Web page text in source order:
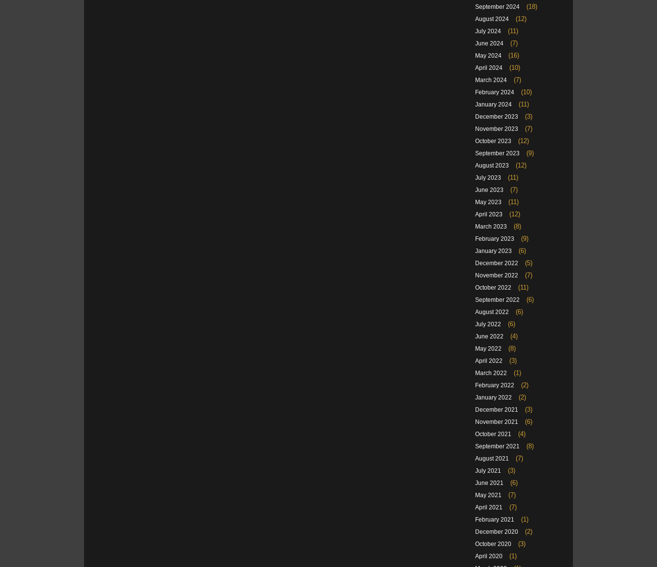
September 2024 (18)
August 2024 (12)
July 2024 (11)
June 2024 (7)
May 2024 (16)
April 2024 (10)
March 2024 (7)
February 2024 (10)
January 2024 (11)
December 2023 (3)
November 2023 (7)
October 2023 (12)
September 2023 (9)
August 2023 (12)
July 2023 (11)
June 2023 (7)
May 2023 (11)
April 2023 (12)
March 2023 (8)
February 2023 (9)
January 2023 (6)
December 2022 (5)
November 2022 (7)
October 2022 (11)
September 2022 (6)
August 2022 (6)
July 2022 (6)
June 2022 (4)
May 2022 (8)
April 2022 (3)
March 2022 (1)
February 2022 (2)
January 2022 (2)
December 2021 (3)
November 2021 (6)
October 2021 (4)
September 2021 (8)
August 2021 (7)
July 2021 (3)
June 2021 (6)
May 2021 (7)
April 2021 (7)
February 2021 (1)
December 2020 (2)
October 2020 (3)
April 2020 (1)